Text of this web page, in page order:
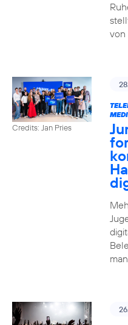
von
Credits: Jan Pries